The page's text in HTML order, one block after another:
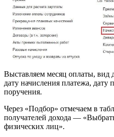
Выставляем месяц оплаты, вид
дату начисления платежа,
поручения.
Через «Подбор» отмечаем в
получателей дохода —
физических лиц».